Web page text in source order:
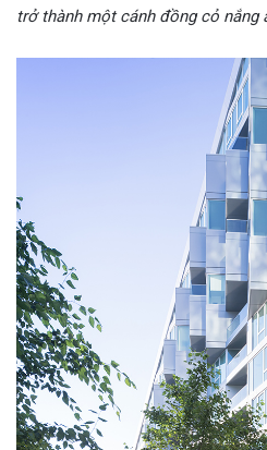
trở thành một cánh đồng cỏ nắng